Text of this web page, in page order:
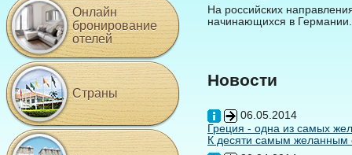
На российских
начинающихся в Германии.
Новости
06.05.2014
Греция - одна из самых
К десяти самым желанным
Онлайн
бронирование
отелей
Страны